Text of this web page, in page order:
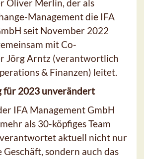
Oliver Merlin, der als
Management die IFA
seit November 2022
mit Co-
Jörg Arntz (verantwortlich
& Finanzen) leitet.
2023 unverändert
IFA Management GmbH
als 30-köpfiges Team
aktuell nicht nur
Geschäft, sondern auch das